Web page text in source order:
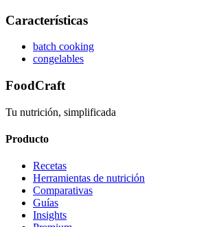
Características
batch cooking
congelables
FoodCraft
Tu nutrición, simplificada
Producto
Recetas
Herramientas de nutrición
Comparativas
Guías
Insights